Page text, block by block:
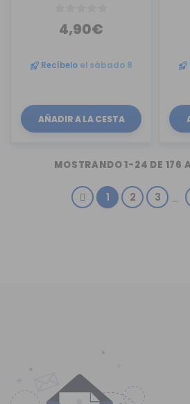
4,90€
Recíbelo el sábado 8
AÑADIR A LA CESTA
MOSTRANDO 1-24 DE 176
1 2 3 …